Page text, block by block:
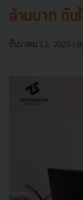
ล้านบาท ดั
ธันวาคม 12, 2025 |